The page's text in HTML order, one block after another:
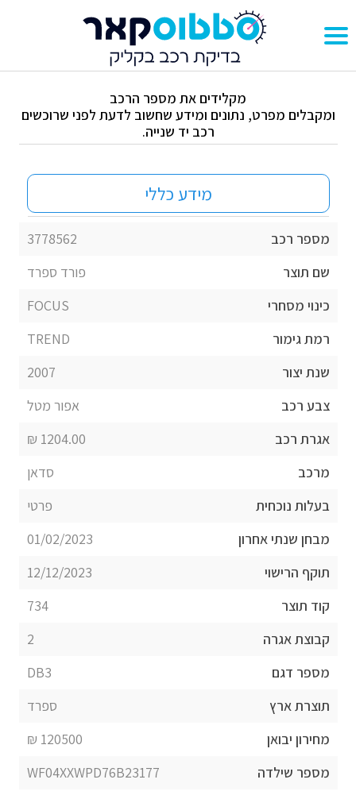
מקלידים את מספר הרכב
ומקבלים מפרט, נתונים ומידע שחשוב לדעת לפני שרוכשים
רכב יד שנייה.
מידע כללי
מספר רכב
3778562
שם תוצר
פורד ספרד
כינוי מסחרי
FOCUS
רמת גימור
TREND
שנת יצור
2007
צבע רכב
אפור מטל
אגרת רכב
1204.00 ₪
מרכב
סדאן
בעלות נוכחית
פרטי
מבחן שנתי אחרון
01/02/2023
תוקף הרישוי
12/12/2023
קוד תוצר
734
קבוצת אגרה
2
מספר דגם
DB3
תוצרת ארץ
ספרד
מחירון יבואן
120500 ₪
מספר שילדה
WF04XXWPD76B23177